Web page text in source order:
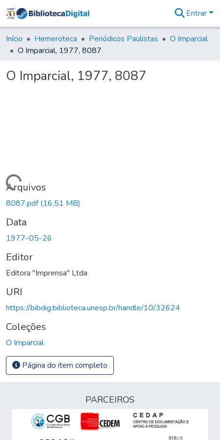
&
Coleções
Tudo na
Digital
Entrar
Início Hemeroteca Periódicos Paulistas
O Imparcial
O Imparcial, 1977, 8087
O Imparcial, 1977, 8087
Carregando...
Arquivos
8087.pdf(16,51 MB)
Data
1977-05-26
Editor
Editora "Imprensa" Ltda
URI
https://bibdig.biblioteca.unesp.br/handle/10/32624
Coleções
O Imparcial
Página do item completo
PARCEIROS